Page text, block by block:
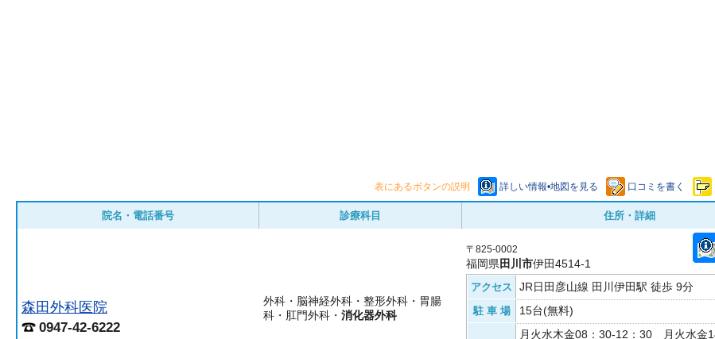
表にあるボタンの説明 詳しい情報•地図を見る 口コミを書く
院名・電話番号 診療科目 住所・詳細
森田外科医院
0947-42-6222
外科・脳神経外科・整形外科・胃腸
科・肛門外科・ 消化器外科
〒825-0002
福岡県田川市伊田4514-1
アクセス JR日田彦山線 田川伊田駅 徒歩 9分
駐 車 場 15台(無料)
月火水木金08：30-12：30 月火水金